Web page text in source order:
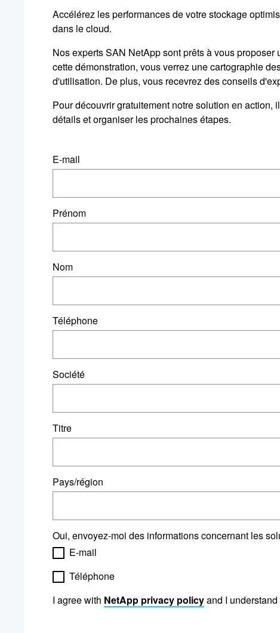
Accélérez les performances de votre stockage
dans le cloud.
Nos experts SAN NetApp sont prêts à vous
cette démonstration, vous verrez une cartographie
d'utilisation. De plus, vous recevrez des conseils
Pour découvrir gratuitement notre solution en
détails et organiser les prochaines étapes.
E-mail
Prénom
Nom
Téléphone
Société
Titre
Pays/région
Oui, envoyez-moi des informations concernant les
E-mail
Téléphone
I agree with NetApp privacy policyand I understand